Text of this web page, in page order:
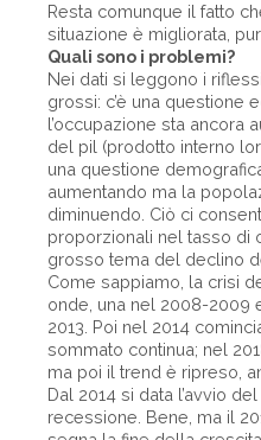
Resta comunque il fatto
situazione è migliorata,
Quali sono i problemi?
Nei dati si leggono i
grossi: c’è una questione
l’occupazione sta ancora
del pil (prodotto interno
una questione
aumentando ma la
diminuendo. Ciò ci
proporzionali nel tasso di
grosso tema del declino
Come sappiamo, la crisi
onde, una nel 2008-2009
2013. Poi nel 2014
sommato continua; nel
ma poi il trend è ripreso,
Dal 2014 si data l’avvio
recessione. Bene, ma il